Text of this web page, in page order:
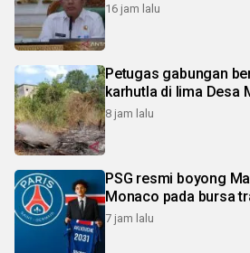
16 jam lalu
Petugas gabungan
karhutla di lima Desa
8 jam lalu
PSG resmi boyong
Monaco pada bursa
7 jam lalu